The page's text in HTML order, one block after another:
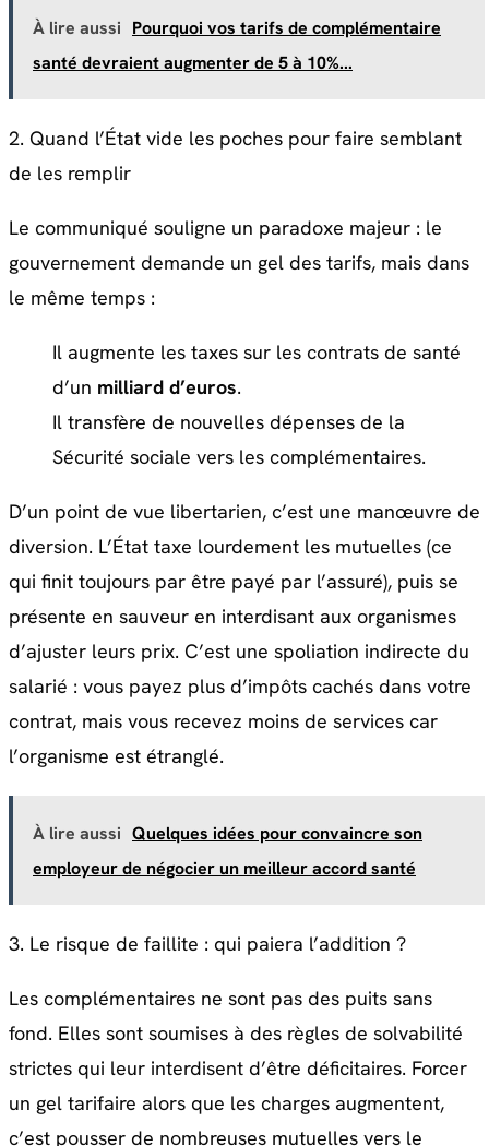
À lire aussi Pourquoi vos tarifs de complémentaire
santé devraient augmenter de 5 à 10%...
2. Quand l’État vide les poches pour faire semblant
de les remplir
Le communiqué souligne un paradoxe majeur : le
gouvernement demande un gel des tarifs, mais dans
le même temps :
Il augmente les taxes sur les contrats de santé
d’un milliard d’euros.
Il transfère de nouvelles dépenses de la
Sécurité sociale vers les complémentaires.
D’un point de vue libertarien, c’est une manœuvre de
diversion. L’État taxe lourdement les mutuelles (ce
qui finit toujours par être payé par l’assuré), puis se
présente en sauveur en interdisant aux organismes
d’ajuster leurs prix. C’est une spoliation indirecte du
salarié : vous payez plus d’impôts cachés dans votre
contrat, mais vous recevez moins de services car
l’organisme est étranglé.
À lire aussi Quelques idées pour convaincre son
employeur de négocier un meilleur accord santé
3. Le risque de faillite : qui paiera l’addition ?
Les complémentaires ne sont pas des puits sans
fond. Elles sont soumises à des règles de solvabilité
strictes qui leur interdisent d’être déficitaires. Forcer
un gel tarifaire alors que les charges augmentent,
c’est pousser de nombreuses mutuelles vers le